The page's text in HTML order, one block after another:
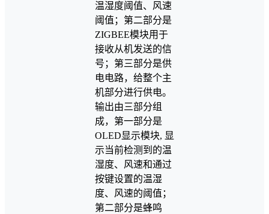
温湿度阈值、风速
阈值；第二部分是
ZIGBEE模块用于
接收从机发送的信
号；第三部分是供
电电路，给整个主
机部分进行供电。
输出由三部分组
成，第一部分是
OLED显示模块, 显
示当前检测到的温
湿度、风速和通过
按键设置的温湿
度、风速的阈值；
第二部分是蜂鸣